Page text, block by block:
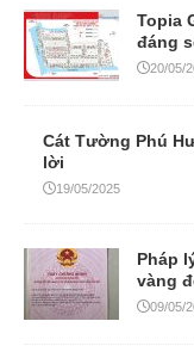
Topia
đáng
20/05/
Cát Tường Phú
lời
19/05/2025
Pháp
vàng
09/05/